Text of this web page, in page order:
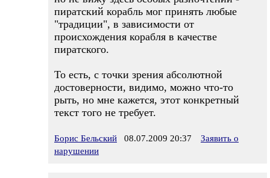
пиратский корабль мог принять любые
"традиции", в зависимости от
происхождения корабля в качестве
пиратского.
То есть, с точки зрения абсолютной
достоверности, видимо, можно что-то
рыть, но мне кажется, этот конкретный
текст того не требует.
Борис Бельский 08.07.2009 20:37
Заявить о
нарушении